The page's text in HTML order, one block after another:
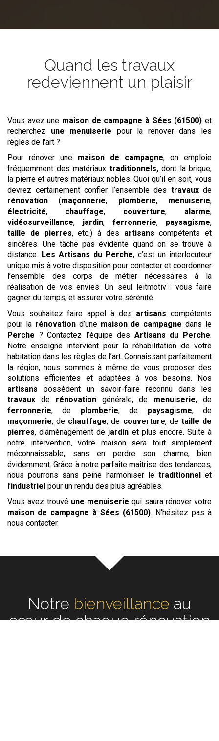
Quand les travaux
redeviennent un plaisir
Vous avez une maison de campagne à Sées (61500) et
recherchez une menuiserie
pour la rénover dans les
règles de l'art ?
Pour rénover une maison de campagne, on emploie
fréquemment des matériaux traditionnels,dont la brique,
la pierre et autres matériaux nobles. Quoi qu’il en soit, vous
devrez certainement confier l’ensemble des travauxde
rénovation (maçonnerie, plomberie, menuiserie,
électricité, chauffage, couverture, alarme,
vidéosurveillance, jardin, ferronnerie, paysagisme,
taille de pierres, etc.) à des artisans compétents et
sincères. Une tâche pas évidente quand on se trouve à
distance. Les Artisans du Perche, c’est un interlocuteur
unique mis à votre disposition pour contacter et coordonner
l’ensemble des corps de métier nécessaires à la
réalisation de vos envies. Un seul leitmotiv : vous faire
gagner du temps, et assurer votre sérénité.
Vous souhaitez faire appel à des artisans compétents
pour la rénovationd’une maison de campagne dans le
Perche ? Contactez l’équipe des Artisans du Perche.
Notre enseigne intervient pour la réhabilitation de votre
habitation dans les règles de l’art. Connaissant parfaitement
la région, nous sommes à même de vous proposer des
solutions efficientes et adaptées à vos besoins. Nos
artisans possèdent un savoir-faire reconnu dans les
travaux de rénovationgénérale, de menuiserie, de
ferronnerie, de plomberie, de paysagisme, de
maçonnerie, de chauffage, de couverture, de taille de
pierres, d’aménagement de jardin et plus encore. Suite à
notre intervention, votre maison sera tout simplement
méconnaissable, sans en perdre son charme, bien
évidemment. Grâce à notre parfaite maîtrise des tendances,
nous pourrons sans peine harmoniser le traditionnelet
l’industriel pour un rendu des plus agréables.
Vous avez trouvé une menuiserie qui saura rénover votre
maison de campagne à Sées (61500). N'hésitez pas à
nous contacter.
Notreécouteau cœur de
chaque rénovation